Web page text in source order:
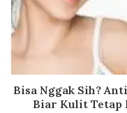
Bisa Nggak Sih?
Biar Kulit Tetap